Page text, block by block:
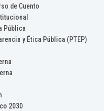
de Cuento
Pública
y Ética Pública (PTEP)
2030